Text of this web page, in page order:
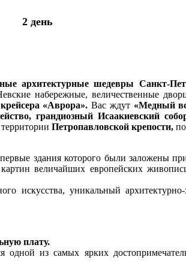
2 день
архитектурные шедевры Санкт-
набережные, величественные
«Аврора». Вас ждут «Медный
грандиозный Исаакиевский
Петропавловской крепости,
здания которого были заложены
величайших европейских
искусства, уникальный
плату.
из самых ярких